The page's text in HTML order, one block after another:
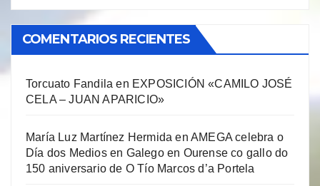
COMENTARIOS RECIENTES
Torcuato Fandila en EXPOSICIÓN «CAMILO JOSÉ
CELA – JUAN APARICIO»
María Luz Martínez Hermida enAMEGA celebra o
Día dos Medios en Galego en Ourense co gallo do
150 aniversario de O Tío Marcos d’a Portela